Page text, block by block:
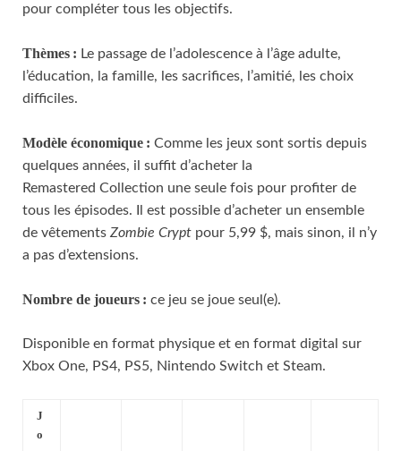
pour compléter tous les objectifs.
Thèmes : Le passage de l’adolescence à l’âge adulte,
l’éducation, la famille, les sacrifices, l’amitié, les choix
difficiles.
Modèle économique : Comme les jeux sont sortis depuis
quelques années, il suffit d’acheter la
Remastered Collection une seule fois pour profiter de
tous les épisodes. Il est possible d’acheter un ensemble
de vêtements Zombie Crypt pour 5,99 $, mais sinon, il n’y
a pas d’extensions.
Nombre de joueurs : ce jeu se joue seul(e).
Disponible en format physique et en format digital sur
Xbox One, PS4, PS5, Nintendo Switch et Steam.
J
o